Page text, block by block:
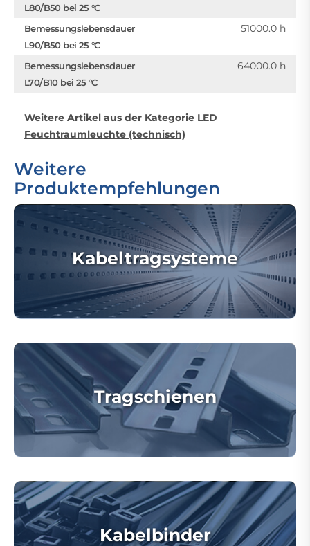
L80/B50 bei 25 °C
Bemessungslebensdauer
L90/B50 bei 25 °C
51000.0 h
Bemessungslebensdauer
L70/B10 bei 25 °C
64000.0 h
Weitere Artikel aus der Kategorie LED
Feuchtraumleuchte (technisch)
Weitere
Produktempfehlungen
Kabeltragsysteme
Tragschienen
Kabelbinder